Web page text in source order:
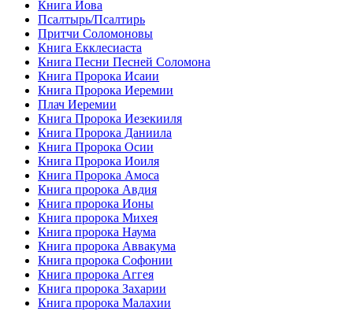
Книга Иова
Псалтырь/Псалтирь
Притчи Соломоновы
Книга Екклесиаста
Книга Песни Песней Соломона
Книга Пророка Исаии
Книга Пророка Иеремии
Плач Иеремии
Книга Пророка Иезекииля
Книга Пророка Даниила
Книга Пророка Осии
Книга Пророка Иоиля
Книга Пророка Амоса
Книга пророка Авдия
Книга пророка Ионы
Книга пророка Михея
Книга пророка Наума
Книга пророка Аввакума
Книга пророка Софонии
Книга пророка Аггея
Книга пророка Захарии
Книга пророка Малахии